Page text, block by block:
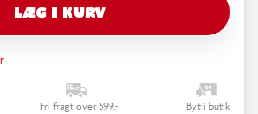
LÆG I KURV
Fri fragt over 599,- Byt i butik